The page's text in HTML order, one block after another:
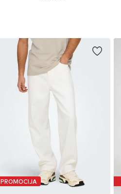
PROMOCIJA